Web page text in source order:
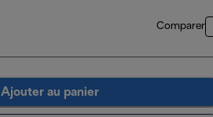
Comparer
Ajouter au panier